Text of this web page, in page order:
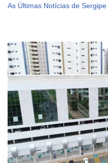
As Últimas Notícias de Sergipe